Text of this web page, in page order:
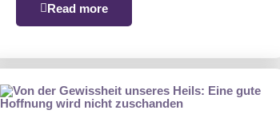
Read more